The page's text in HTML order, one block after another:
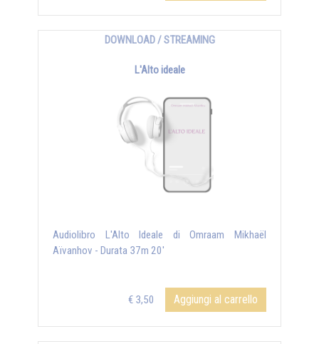
DOWNLOAD / STREAMING
L'Alto ideale
Audiolibro L'Alto Ideale di Omraam Mikhaël
Aïvanhov - Durata 37m 20'
€ 3,50 Aggiungi al carrello